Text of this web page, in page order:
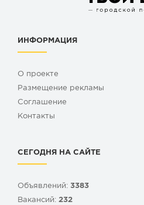
ИНФОРМАЦИЯ
О проекте
Размещение рекламы
Cоглашение
Контакты
СЕГОДНЯ НА САЙТЕ
Объявлений: 3383
Вакансий: 232